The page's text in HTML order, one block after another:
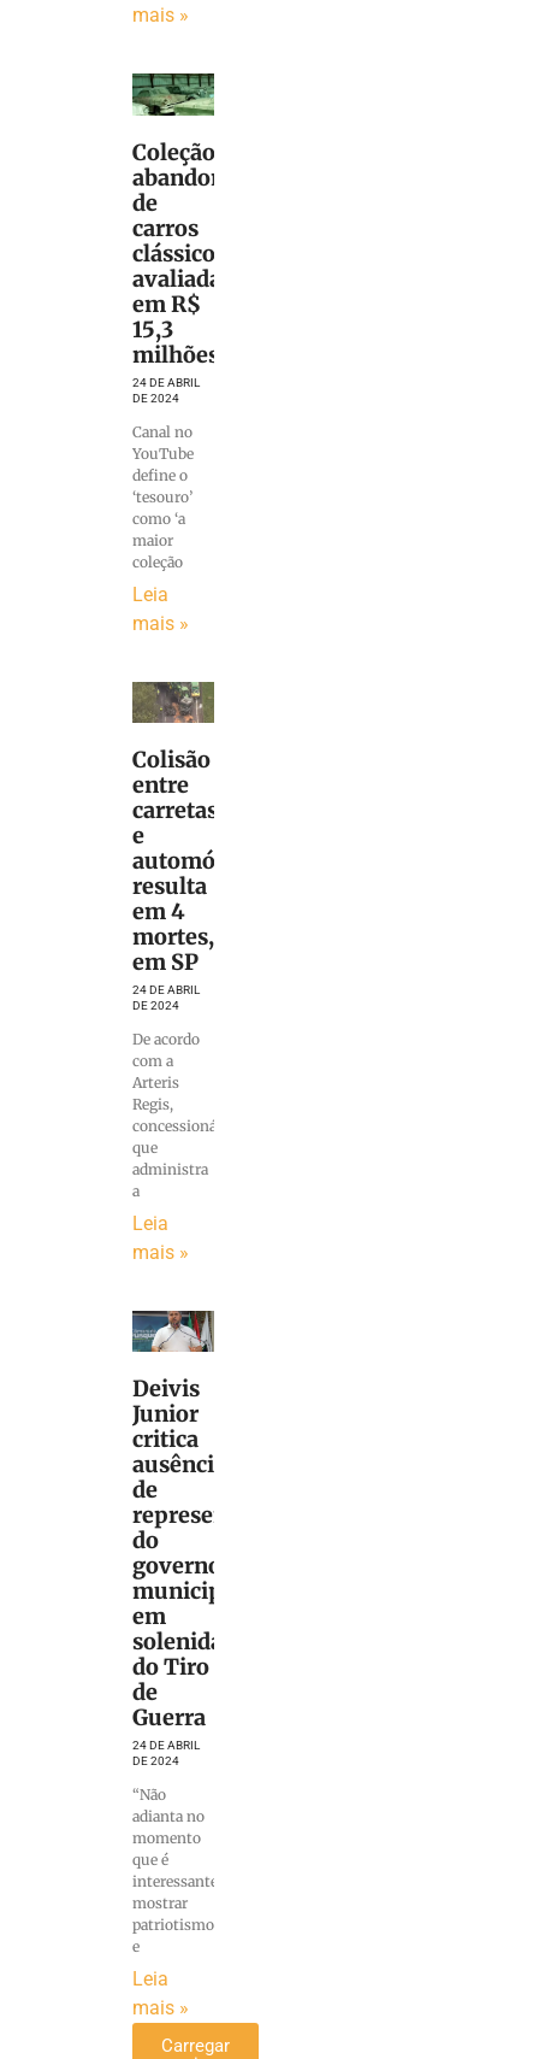
mais »
Coleção
abandonada
de
carros
clássicos
avaliada
em R$
15,3
milhões
24 DE ABRIL
DE 2024
Canal no
YouTube
define o
‘tesouro’
como ‘a
maior
coleção
Leia
mais »
Colisão
entre
carretas
e
automóvel
resulta
em 4
mortes,
em SP
24 DE ABRIL
DE 2024
De acordo
com a
Arteris
Regis,
concessionária
que
administra
a
Leia
mais »
Deivis
Junior
critica
ausência
de
representantes
do
governo
municipal
em
solenidade
do Tiro
de
Guerra
24 DE ABRIL
DE 2024
“Não
adianta no
momento
que é
interessante
mostrar
patriotismo
e
Leia
mais »
Carregar